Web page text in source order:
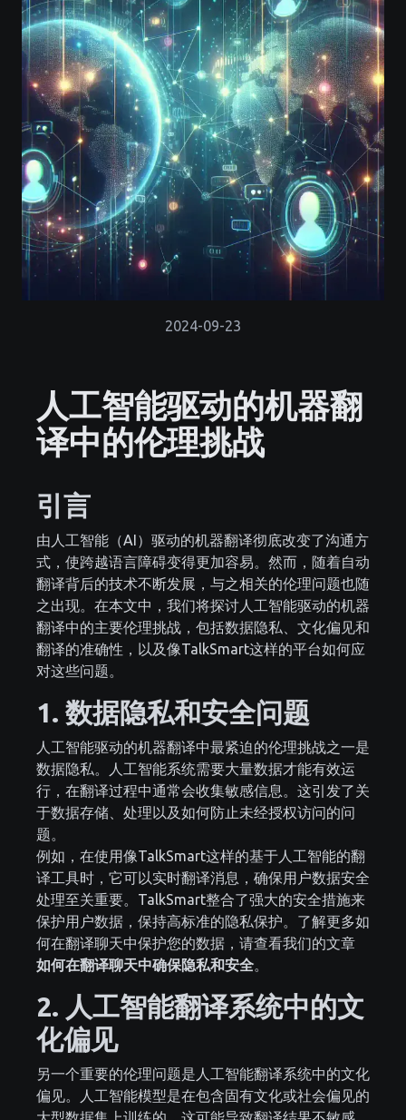
2024-09-23
人工智能驱动的机器翻
译中的伦理挑战
引言
由人工智能（AI）驱动的机器翻译彻底改变了沟通方
式，使跨越语言障碍变得更加容易。然而，随着自动
翻译背后的技术不断发展，与之相关的伦理问题也随
之出现。在本文中，我们将探讨人工智能驱动的机器
翻译中的主要伦理挑战，包括数据隐私、文化偏见和
翻译的准确性，以及像TalkSmart这样的平台如何应
对这些问题。
1. 数据隐私和安全问题
人工智能驱动的机器翻译中最紧迫的伦理挑战之一是
数据隐私。人工智能系统需要大量数据才能有效运
行，在翻译过程中通常会收集敏感信息。这引发了关
于数据存储、处理以及如何防止未经授权访问的问
题。
例如，在使用像TalkSmart这样的基于人工智能的翻
译工具时，它可以实时翻译消息，确保用户数据安全
处理至关重要。TalkSmart整合了强大的安全措施来
保护用户数据，保持高标准的隐私保护。了解更多如
何在翻译聊天中保护您的数据，请查看我们的文章
如何在翻译聊天中确保隐私和安全
2. 人工智能翻译系统中的文
化偏见
另一个重要的伦理问题是人工智能翻译系统中的文化
偏见。人工智能模型是在包含固有文化或社会偏见的